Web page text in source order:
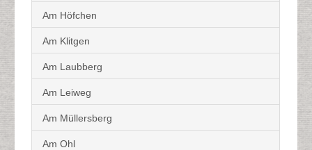
Am Höfchen
Am Klitgen
Am Laubberg
Am Leiweg
Am Müllersberg
Am Ohl